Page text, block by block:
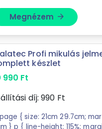
Megnézem arrow_forward
Profi mikulás
készlet
990 Ft
díj: 990 Ft
{ size: 21cm 29.7cm;
115%; margin-